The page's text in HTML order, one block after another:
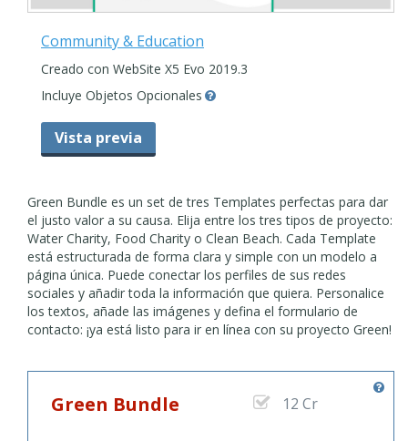
Community & Education
Creado con WebSite X5 Evo 2019.3
Incluye Objetos Opcionales
Vista previa
Green Bundle es un set de tres Templates perfectas para dar
el justo valor a su causa. Elija entre los tres tipos de proyecto:
Water Charity, Food Charity o Clean Beach. Cada Template
está estructurada de forma clara y simple con un modelo a
página única. Puede conectar los perfiles de sus redes
sociales y añadir toda la información que quiera. Personalice
los textos, añade las imágenes y defina el formulario de
contacto: ¡ya está listo para ir en línea con su proyecto Green!
Green Bundle 12 Cr